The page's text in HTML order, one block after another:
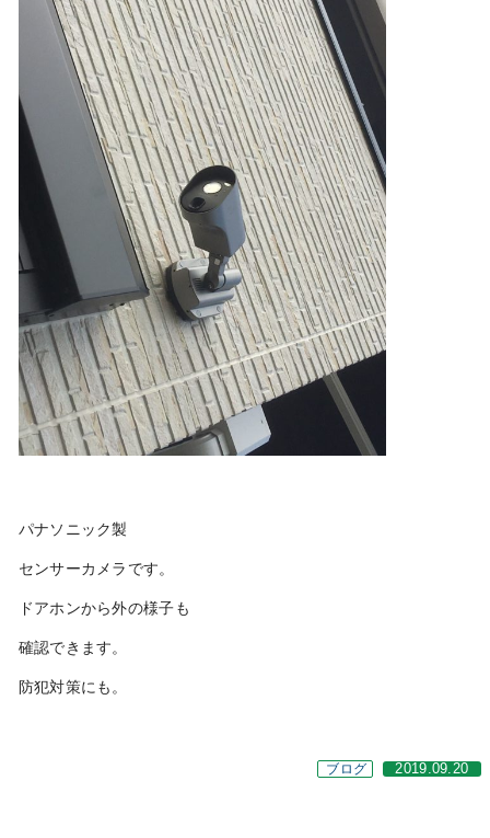
パナソニック製
センサーカメラです。
ドアホンから外の様子も
確認できます。
防犯対策にも。
ブログ 2019.09.20